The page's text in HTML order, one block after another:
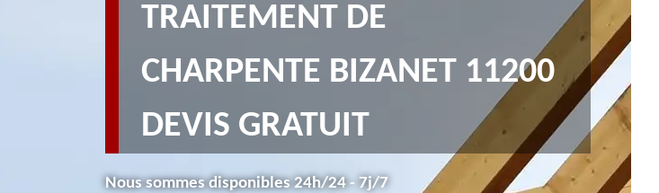
TRAITEMENT DE
CHARPENTE BIZANET 11200
DEVIS GRATUIT
Nous sommes disponibles 24h/24 - 7j/7